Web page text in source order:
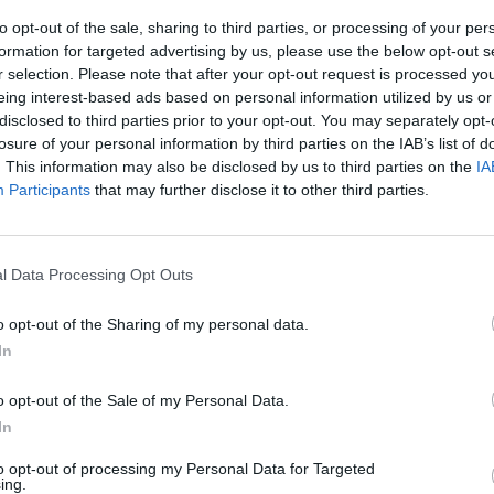
opt-out of the sale, sharing to third parties, or processing of your
for targeted advertising by us, please use the below opt-out
selection. Please note that after your opt-out request is processed
interest-based ads based on personal information utilized by us
to third parties prior to your opt-out. You may separately
of your personal information by third parties on the IAB’s list of
This information may also be disclosed by us to third parties on the
Participants that may further disclose it to other third parties.
Data Processing Opt Outs
opt-out of the Sharing of my personal data.
opt-out of the Sale of my Personal Data.
opt-out of processing my Personal Data for Targeted
Galaxy
07/10/2014 - 03:00